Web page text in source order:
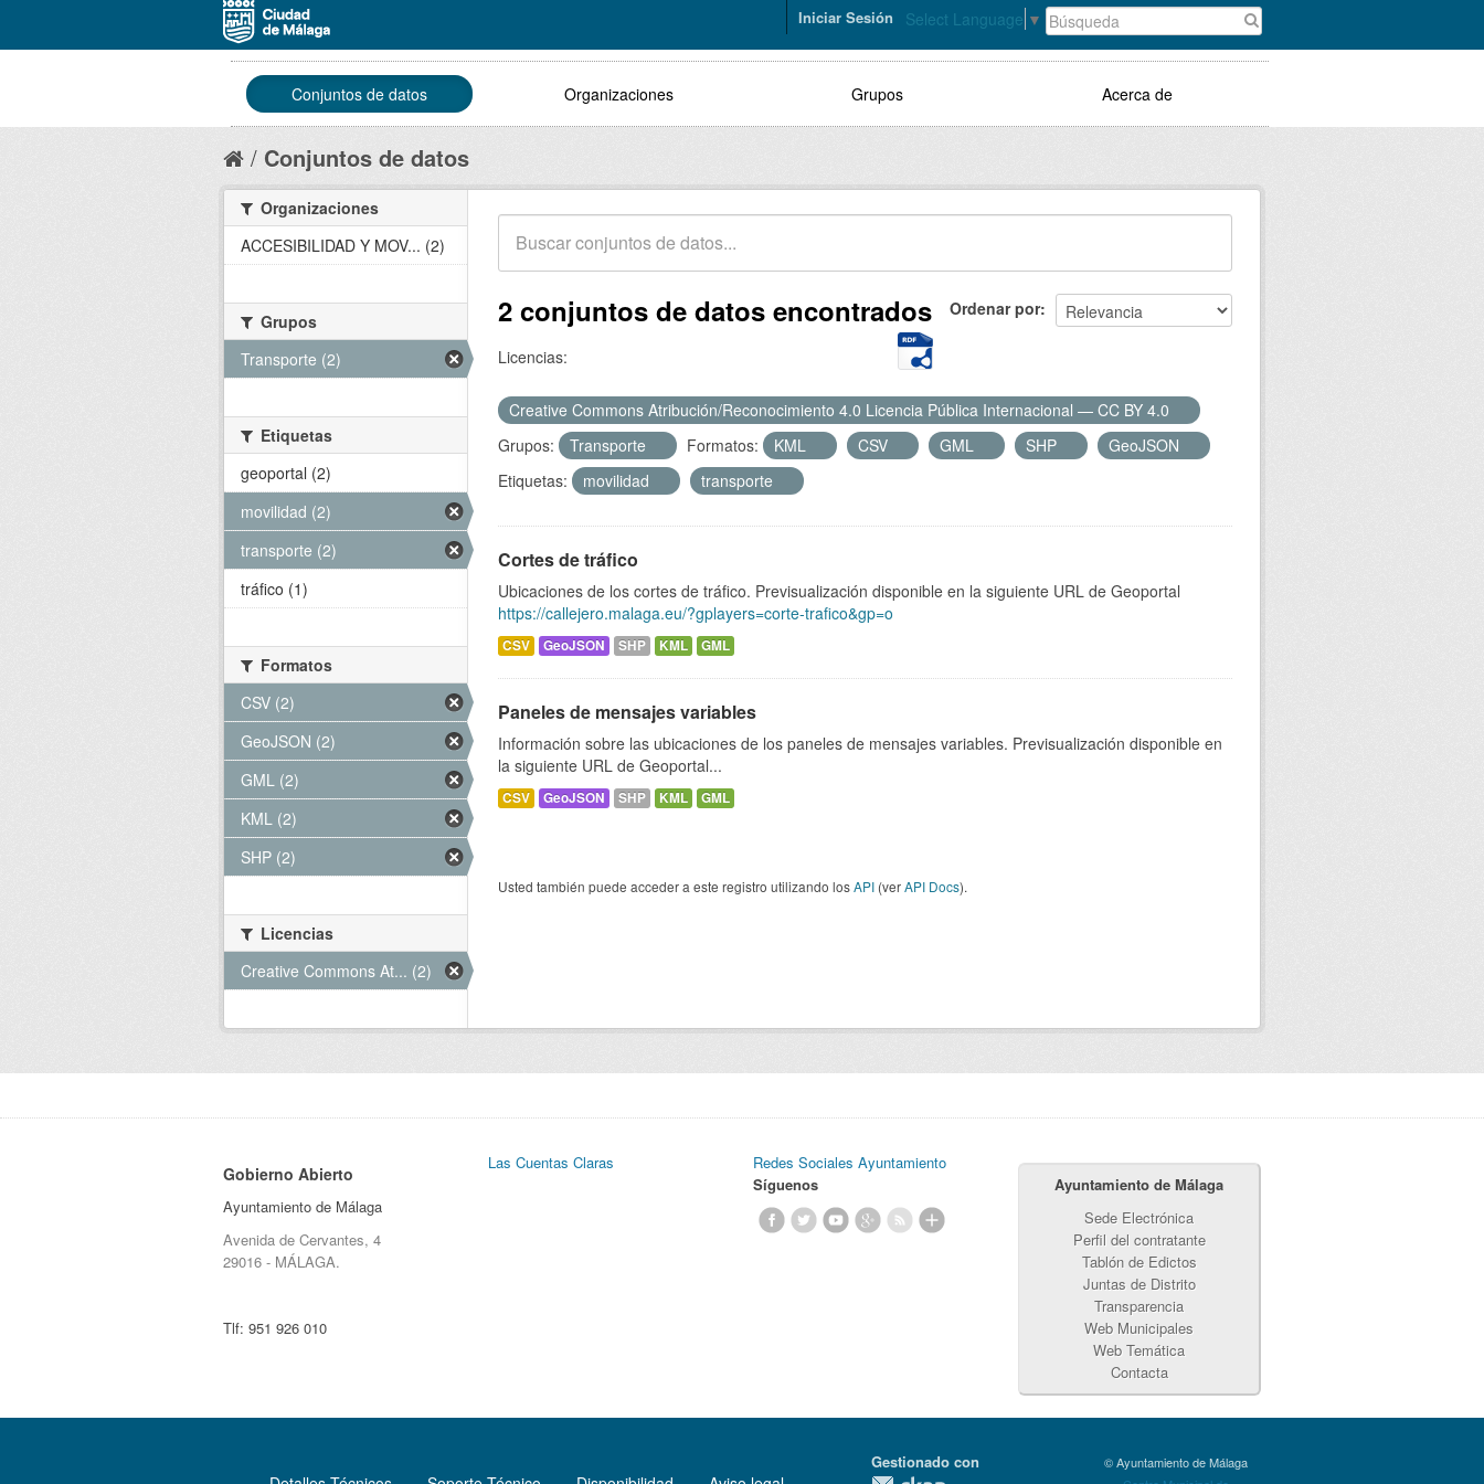
Select Language ▼
Iniciar Sesión
Conjuntos de datos Organizaciones Grupos Acerca de
Conjuntos de datos
Ordenar por
2 conjuntos de datos encontrados
Licencias:
Creative Commons Atribución/Reconocimiento 4.0 Licencia Pública Internacional — CC BY 4.0
Grupos:
Transporte Formatos: KML CSV GML SHP
GeoJSON
Etiquetas:
movilidad transporte
Cortes de tráfico
Ubicaciones de los cortes de tráfico. Previsualización disponible en la siguiente URL de Geoportal
https://callejero.malaga.eu/?gplayers=corte-trafico&gp=o
CSV GeoJSON SHP KML GML
Paneles de mensajes variables
Información sobre las ubicaciones de los paneles de mensajes variables. Previsualización disponible en
la siguiente URL de Geoportal...
CSV GeoJSON SHP KML GML
Usted también puede acceder a este registro utilizando losAPI (verAPI Docs).
Organizaciones
ACCESIBILIDAD Y MOV... (2)
Grupos
Transporte (2)
Etiquetas
geoportal (2)
movilidad (2)
transporte (2)
tráfico (1)
Formatos
CSV (2)
GeoJSON (2)
GML (2)
KML (2)
SHP (2)
Licencias
Creative Commons At... (2)
Gobierno Abierto
Ayuntamiento de Málaga
Avenida de Cervantes, 4
29016 - MÁLAGA.
Tlf: 951 926 010
Las Cuentas Claras
Redes Sociales Ayuntamiento
Síguenos
Ayuntamiento de Málaga
Sede Electrónica
Perfil del contratante
Tablón de Edictos
Juntas de Distrito
Transparencia
Web Municipales
Web Temática
Contacta
Gestionado con
© Ayuntamiento de Málaga